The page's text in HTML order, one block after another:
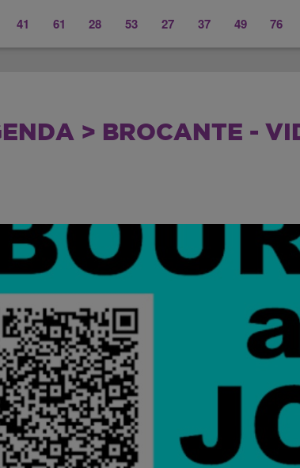
41 61 28 53 27 37 49 76
> BROCANTE -